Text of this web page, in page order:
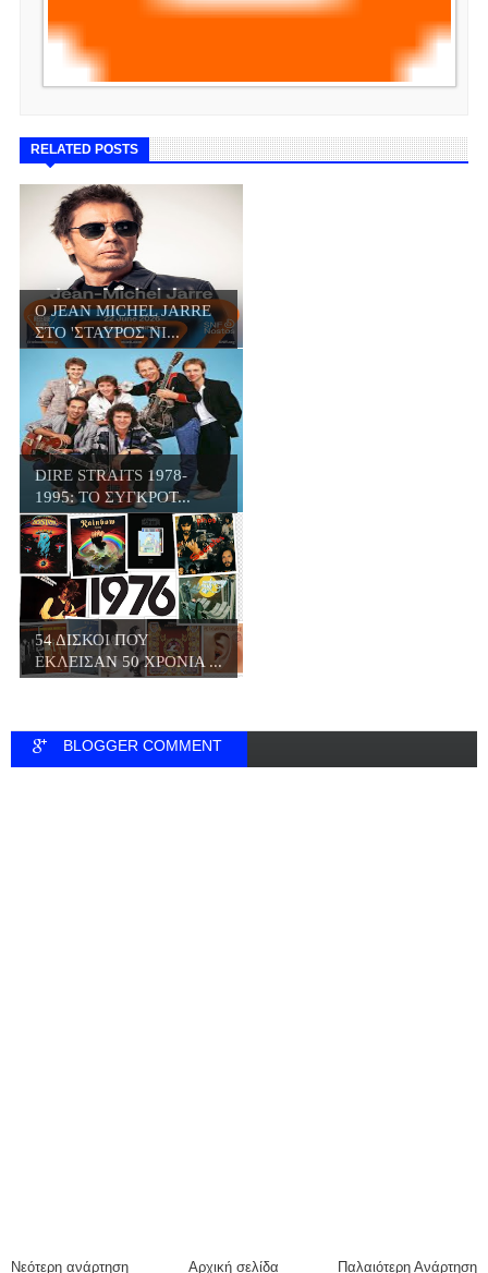
RELATED POSTS
Ο JΕΑN MICHEL JARRE
ΣΤΟ 'ΣΤΑΥΡΟΣ ΝΙ...
DIRE STRAITS 1978-
1995: ΤΟ ΣΥΓΚΡΟΤ...
54 ΔΙΣΚΟΙ ΠΟΥ
ΕΚΛΕΙΣΑΝ 50 ΧΡΟΝΙΑ ...
BLOGGER COMMENT
Νεότερη ανάρτηση Παλαιότερη Ανάρτηση
Αρχική σελίδα